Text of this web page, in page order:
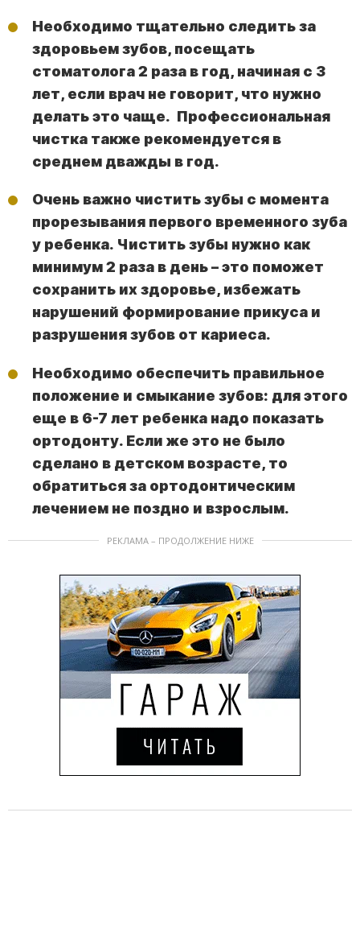
Необходимо тщательно следить за
здоровьем зубов, посещать
стоматолога 2 раза в год, начиная с 3
лет, если врач не говорит, что нужно
делать это чаще. Профессиональная
чистка также рекомендуется в
среднем дважды в год.
Очень важно чистить зубы с момента
прорезывания первого временного зуба
у ребенка. Чистить зубы нужно как
минимум 2 раза в день – это поможет
сохранить их здоровье, избежать
нарушений формирование прикуса и
разрушения зубов от кариеса.
Необходимо обеспечить правильное
положение и смыкание зубов: для этого
еще в 6-7 лет ребенка надо показать
ортодонту. Если же это не было
сделано в детском возрасте, то
обратиться за ортодонтическим
лечением не поздно и взрослым.
РЕКЛАМА – ПРОДОЛЖЕНИЕ НИЖЕ